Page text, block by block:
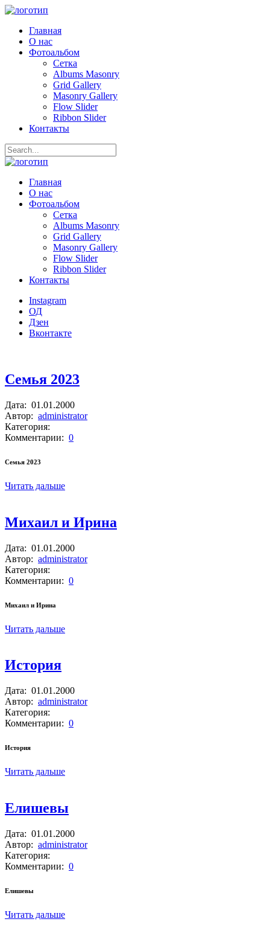
Главная
О нас
Фотоальбом
Сетка
Albums Masonry
Grid Gallery
Masonry Gallery
Flow Slider
Ribbon Slider
Контакты
Главная
О нас
Фотоальбом
Сетка
Albums Masonry
Grid Gallery
Masonry Gallery
Flow Slider
Ribbon Slider
Контакты
Instagram
ОД
Дзен
Вконтакте
Семья 2023
Дата: 01.01.2000
Автор: administrator
Категория:
Комментарии: 0
Семья 2023
Читать дальше
Михаил и Ирина
Дата: 01.01.2000
Автор: administrator
Категория:
Комментарии: 0
Михаил и Ирина
Читать дальше
История
Дата: 01.01.2000
Автор: administrator
Категория:
Комментарии: 0
История
Читать дальше
Елишевы
Дата: 01.01.2000
Автор: administrator
Категория:
Комментарии: 0
Елишевы
Читать дальше